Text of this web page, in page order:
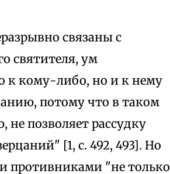
связаны с
святителя, ум
к кому-либо, но и к нему
потому что в таком
позволяет рассудку
[1, с. 492, 493]. Но
противниками "не только